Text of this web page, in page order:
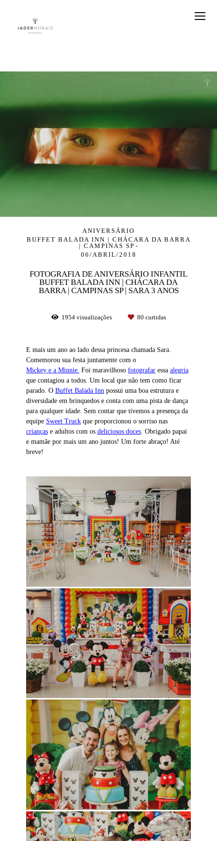
ANIVERSÁRIO
BUFFET BALADA INN | CHÁCARA DA BARRA
| CAMPINAS SP
06/ABRIL/2018
FOTOGRAFIA DE ANIVERSÁRIO INFANTIL
BUFFET BALADA INN | CHÁCARA DA
BARRA | CAMPINAS SP | SARA 3 ANOS
1954visualizações 80 curtidas
E mais um ano ao lado dessa princesa chamada Sara.
Comemorou sua festa juntamente com o
Mickey e a Minnie. Foi maravilhoso fotografaressa alegria
que contagiou a todos. Um local que não tem como ficar
parado. O Buffet Balada Inn possui uma boa estrutura e
diversidade em brinquedos e conta com uma pista de dança
para qualquer idade. Sem contar que tivemos a presença da
equipe Sweet Truckque proporcionou o sorriso nas
criançase adultos com os deliciosos doces. Obrigado papai
e mamãe por mais um ano juntos! Um forte abraço! Até
breve!